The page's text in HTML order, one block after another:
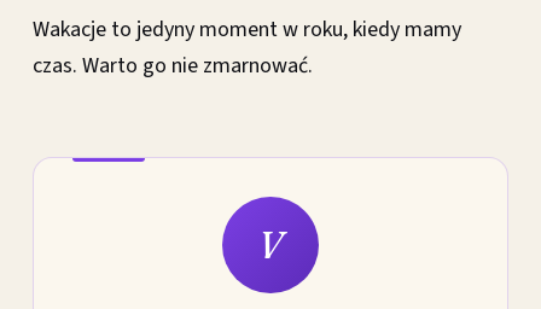
Wakacje to jedyny moment w roku, kiedy mamy
czas. Warto go nie zmarnować.
V